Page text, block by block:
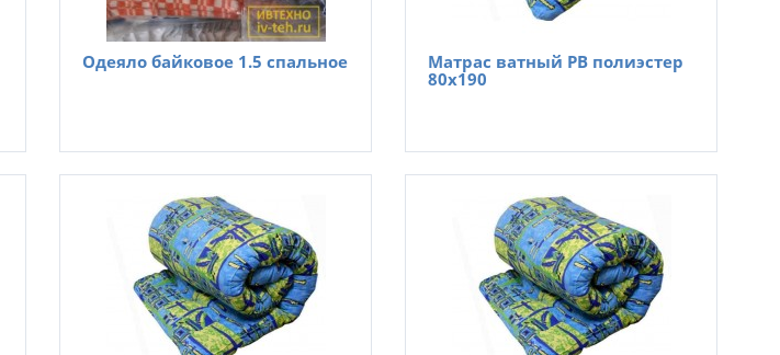
Одеяло байковое 1.5 спальное
Матрас ватный РВ полиэстер
80х190